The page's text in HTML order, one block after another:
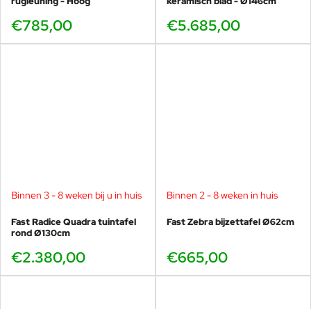
€785,00 €5.685,00
Binnen 3 - 8 weken bij u in huis
Fast Radice Quadra tuintafel
rond Ø130cm
€2.380,00
Binnen 2 - 8 weken in huis
Fast Zebra bijzettafel Ø62cm
€665,00